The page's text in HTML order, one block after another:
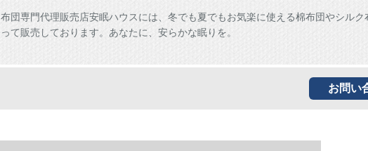
布団専門代理販売店安眠ハウスには、冬でも夏でもお気楽に使える棉布団やシルク
って販売しております。あなたに、安らかな眠りを。
お問い